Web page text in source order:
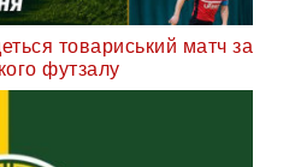
товариський матч за
футзалу